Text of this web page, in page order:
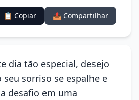
📋 Copiar 📤 Compartilhar
dia tão especial, desejo
seu sorriso se espalhe e
desafio em uma